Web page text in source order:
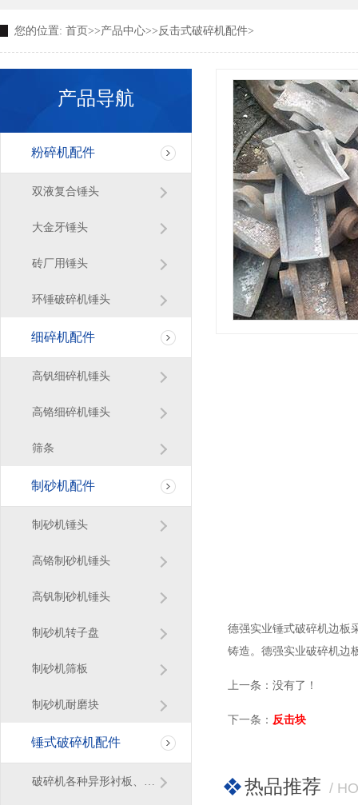
您的位置: 首页 >>产品中心>>反击式破碎机配件>
产品导航
粉碎机配件
双液复合锤头
大金牙锤头
砖厂用锤头
环锤破碎机锤头
细碎机配件
高钒细碎机锤头
高铬细碎机锤头
筛条
制砂机配件
制砂机锤头
高铬制砂机锤头
高钒制砂机锤头
制砂机转子盘
制砂机筛板
制砂机耐磨块
锤式破碎机配件
破碎机各种异形衬板、篦条
德强实业锤式破碎机边板
铸造。德强实业破碎机边
上一条：没有了！
下一条： 反击块
热品推荐 /